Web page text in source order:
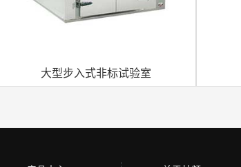
大型步入式非标试验室